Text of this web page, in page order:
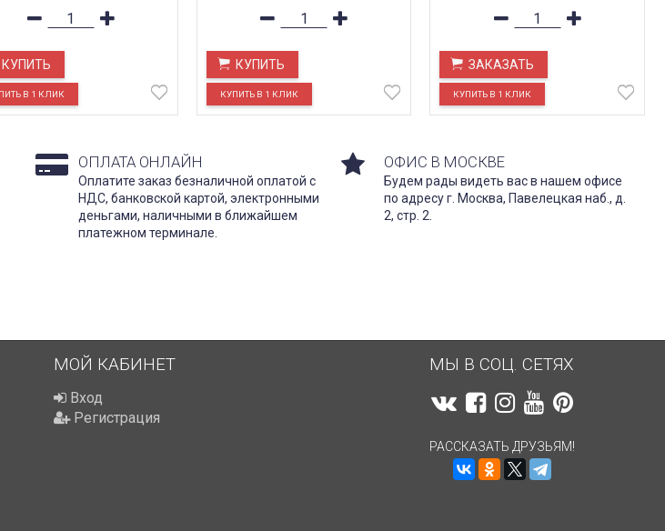
КУПИТЬ КУПИТЬ ЗАКАЗАТЬ
ОПЛАТА ОНЛАЙН
Оплатите заказ безналичной оплатой с
НДС, банковской картой, электронными
деньгами, наличными в ближайшем
платежном терминале.
ОФИС В МОСКВЕ
Будем рады видеть вас в нашем офисе
по адресу г. Москва, Павелецкая наб., д.
2, стр. 2.
МОЙ КАБИНЕТ
Вход
Регистрация
МЫ В СОЦ. СЕТЯХ
РАССКАЗАТЬ ДРУЗЬЯМ!